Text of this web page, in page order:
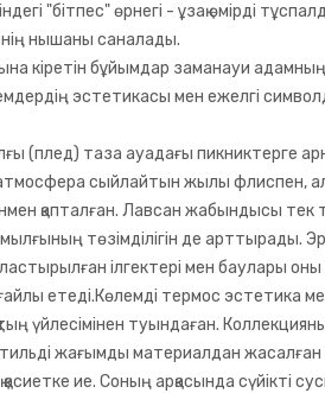
"бітпес" өрнегі - ұзақ өмірді
нышаны саналады.
кіретін бұйымдар заманауи адамның
эстетикасы мен ежелгі
(плед) таза ауадағы пикниктерге
сыйлайтын жылы флиспен,
қапталған. Лавсан жабындысы тек
төзімділігін де арттырады.
ілгектері мен баулары
етеді.Көлемді термос эстетика
үйлесімінен туындаған.
жағымды материалдан
ие. Соның арқасында сүйікті